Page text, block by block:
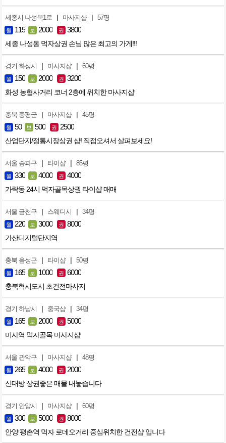
세종시 나성북1로 | 마사지샵 | 57평
월 115 보 2000 권 3800
세종 나성동 먹자상권 손님 많은 최고의 가게!!!
경기 화성시 | 마사지샵 | 60평
월 150 보 2000 권 3200
화성 농협사거리 코너 2층에 위치한 마사지샵
충북 증평군 | 마사지샵 | 45평
월 50 보 500 권 2500
산업단지/정통시장상권 샵! 직접오셔서 살펴보세요!
서울 송파구 | 타이샵 | 85평
월 330 보 4000 권 4000
가락동 24시 먹자골목상권 타이샵 매매
서울 금천구 | 스웨디시 | 34평
월 220 보 3000 권 8000
가산디지털단지역
충북 음성군 | 타이샵 | 50평
월 165 보 1000 권 6000
충북혁시도시 초건전마사지
경기 하남시 | 중국샵 | 34평
월 165 보 2000 권 5000
미사역 먹자골목 마사지샵
서울 관악구 | 마사지샵 | 48평
월 265 보 4000 권 2000
신대방 상권좋은 매물 내놓습니다
경기 안양시 | 마사지샵 | 60평
월 300 보 5000 권 8000
안양 평촌역 먹자 로데오거리 중심위치한 건전샵 입니다